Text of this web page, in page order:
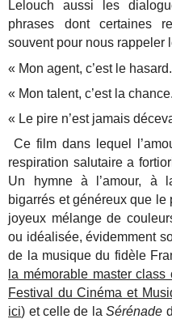
Lelouch aussi les
phrases dont certaines
souvent pour nous rappeler
« Mon agent, c’est le
« Mon talent, c’est la
« Le pire n’est jamais
Ce film dans lequel
respiration salutaire a
Un hymne à l’amour, à
bigarrés et généreux que le
joyeux mélange de
ou idéalisée, évidemment
de la musique du fidèle
la mémorable master
Festival du Cinéma et
ici) et celle de laSérénade